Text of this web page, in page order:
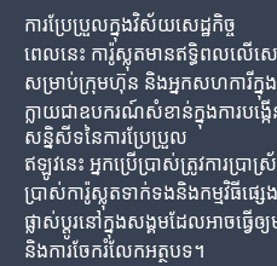
ការប្រែប្រួលក្នុងវិស័យសេដ្ឋកិច្ច
ពេលនេះ ការ៉ូស្លុតមានឥទ្ធិពលលើស
សម្រាប់ក្រុមហ៊ុន និងអ្នកសហការីក្នុង
ក្លាយជាឧបករណ៍សំខាន់ក្នុងការបង្
សន្និសីទនៃការប្រែប្រួល
ឥឡូវនេះ អ្នកប្រើប្រាស់ត្រូវការប្រ
ប្រាស់ការ៉ូស្លុតទាក់ទងនិងកម្មវិធីផ្សេ
ផ្លាស់ប្តូរនៅក្នុងសង្គមដែលអាចធ្វើ
និងការចែករំលែកអត្ថបទ។